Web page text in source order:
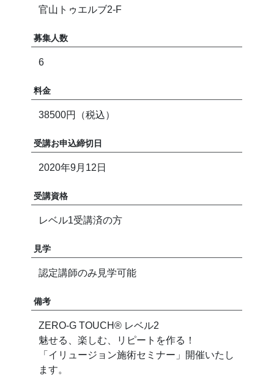
官山トゥエルブ2-F
募集人数
6
料金
38500円（税込）
受講お申込締切日
2020年9月12日
受講資格
レベル1受講済の方
見学
認定講師のみ見学可能
備考
ZERO-G TOUCH®︎ レベル2
魅せる、楽しむ、リピートを作る！
「イリュージョン施術セミナー」開催いたし
ます。